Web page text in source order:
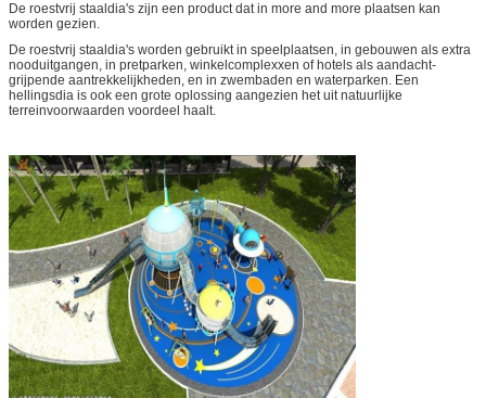
De roestvrij staaldia's zijn een product dat in more and more plaatsen kan
worden gezien.
De roestvrij staaldia's worden gebruikt in speelplaatsen, in gebouwen als extra
nooduitgangen, in pretparken, winkelcomplexxen of hotels als aandacht-
grijpende aantrekkelijkheden, en in zwembaden en waterparken. Een
hellingsdia is ook een grote oplossing aangezien het uit natuurlijke
terreinvoorwaarden voordeel haalt.